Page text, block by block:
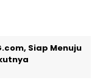
Siap Menuju